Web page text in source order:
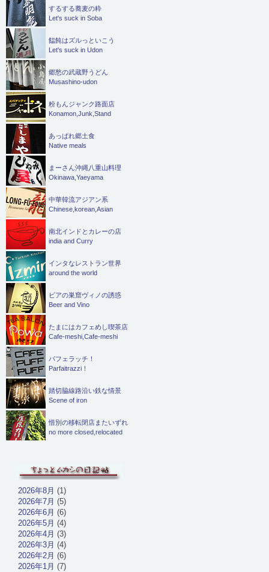
するする蕎麦の粋
Let's suck in Soba
饂飩はズルっといこう
Let's suck in Udon
郷愁の武蔵野うどん
Musashino-udon
粉もんジャンク路面店
Konamon,Junk,Stand
あっぱれ郷土食
Native meals
まーさん沖縄八重山料理
Okinawa,Yaeyama
中華韓流アジアン系
Chinese,korean,Asian
南北インドとカレーの店
india and Curry
インタなレストラン世界
around the world
ビアの巣窟ヴィノの誘惑
Beer and Vino
たまにはカフェめし喫茶店
Cafe-meshi,Cafe-meshi
パフェラッチ！
Parfaitrazzi！
踏切脇線路沿い鉄な情景
Scene of iron
惜別の移転閉店またいずれ
no more closed,relocated
2026年8月 (1)
2026年7月 (5)
2026年6月 (6)
2026年5月 (4)
2026年4月 (3)
2026年3月 (4)
2026年2月 (6)
2026年1月 (7)